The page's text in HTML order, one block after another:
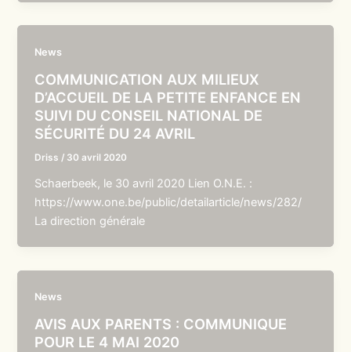
News
COMMUNICATION AUX MILIEUX
D’ACCUEIL DE LA PETITE ENFANCE EN
SUIVI DU CONSEIL NATIONAL DE
SÉCURITÉ DU 24 AVRIL
Driss / 30 avril 2020
Schaerbeek, le 30 avril 2020 Lien O.N.E. :
https://www.one.be/public/detailarticle/news/282/
La direction générale
News
AVIS AUX PARENTS : COMMUNIQUE
POUR LE 4 MAI 2020